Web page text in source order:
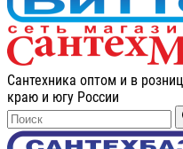
Сантехника оптом и в
краю и югу России